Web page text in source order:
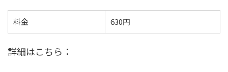
料金 630円
詳細はこちら：